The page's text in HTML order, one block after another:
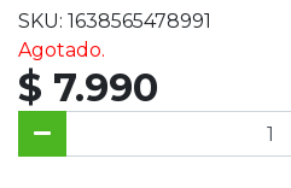
SKU: 1638565478991
Agotado.
$ 7.990